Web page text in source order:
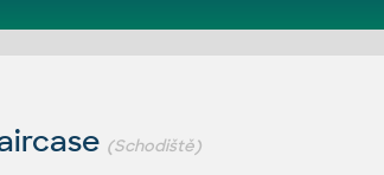
(Schodiště)